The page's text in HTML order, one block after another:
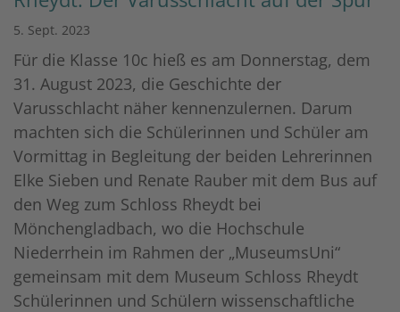
5. Sept. 2023
Für die Klasse 10c hieß es am Donnerstag, dem
31. August 2023, die Geschichte der
Varusschlacht näher kennenzulernen. Darum
machten sich die Schülerinnen und Schüler am
Vormittag in Begleitung der beiden Lehrerinnen
Elke Sieben und Renate Rauber mit dem Bus auf
den Weg zum Schloss Rheydt bei
Mönchengladbach, wo die Hochschule
Niederrhein im Rahmen der „MuseumsUni“
gemeinsam mit dem Museum Schloss Rheydt
Schülerinnen und Schülern wissenschaftliche